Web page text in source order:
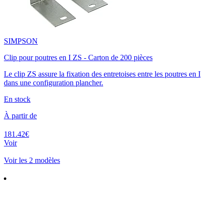
SIMPSON
Clip pour poutres en I ZS - Carton de 200 pièces
Le clip ZS assure la fixation des entretoises entre les poutres en I
dans une configuration plancher.
En stock
À partir de
181.42€
Voir
Voir les 2 modèles